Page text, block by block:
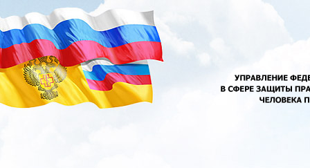
Перейти к основному содержанию